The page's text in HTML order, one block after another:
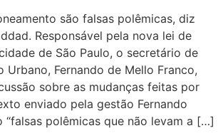
são falsas polêmicas, diz
Responsável pela nova lei de
de São Paulo, o secretário de
Urbano, Fernando de Mello Franco,
sobre as mudanças feitas por
enviado pela gestão Fernando
“falsas polêmicas que não levam a […]